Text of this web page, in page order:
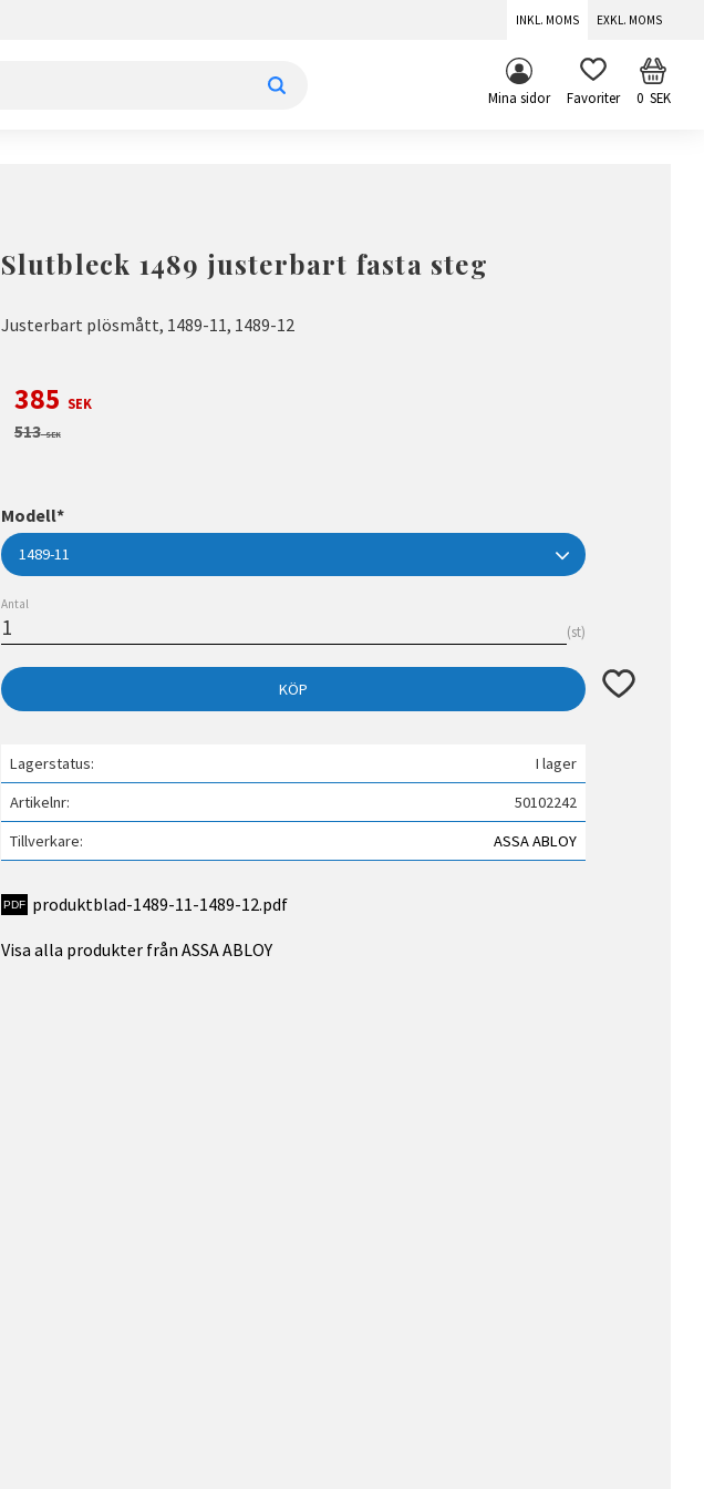
INKL. MOMS EXKL. MOMS
Mina sidor FAVORITER 0SEK
Slutbleck 1489 justerbart fasta steg
Justerbart plösmått, 1489-11, 1489-12
Nedsatt pris:
385 SEK
Ordinarie pris:
513SEK
Modell*
Antal
st
KÖP Lägg till i
Lagerstatus
I lager
Artikelnr
50102242
Tillverkare
ASSA ABLOY
produktblad-1489-11-1489-12.pdf
Visa alla produkter från ASSA ABLOY